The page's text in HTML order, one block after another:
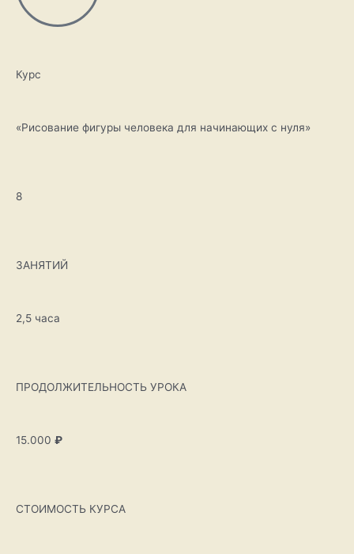
Курс
«Рисование фигуры человека для начинающих с нуля»
8
ЗАНЯТИЙ
2,5 часа
ПРОДОЛЖИТЕЛЬНОСТЬ УРОКА
15.000 ₽
СТОИМОСТЬ КУРСА